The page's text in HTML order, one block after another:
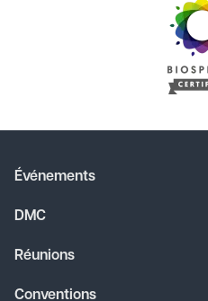
Événements
DMC
Réunions
Conventions